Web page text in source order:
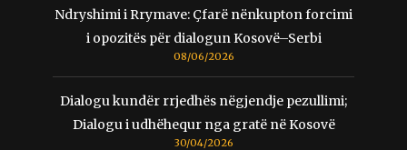
Ndryshimi i Rrymave: Çfarë nënkupton forcimi
i opozitës për dialogun Kosovë–Serbi
08/06/2026
Dialogu kundër rrjedhës nëgjendje pezullimi;
Dialogu i udhëhequr nga gratë në Kosovë
30/04/2026